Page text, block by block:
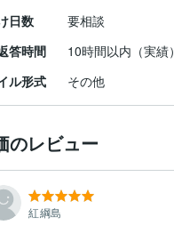
日数
要相談
答時間
10時間以内（実績）
ル形式
その他
のレビュー
紅綱島